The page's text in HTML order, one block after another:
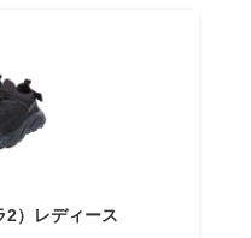
2）レディース